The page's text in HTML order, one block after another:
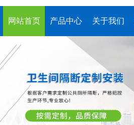
网站首页 产品中心 关于我们